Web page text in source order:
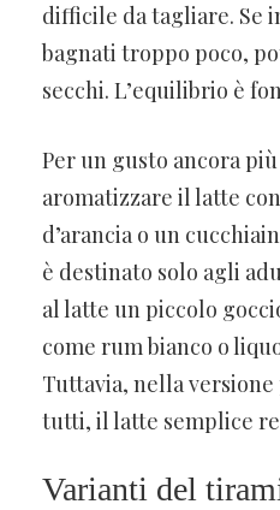
difficile da tagliare. Se
bagnati troppo poco,
secchi. L’equilibrio è
Per un gusto ancora
aromatizzare il latte
d’arancia o un
è destinato solo agli
al latte un piccolo
come rum bianco o
Tuttavia, nella versione
tutti, il latte semplice
Varianti del